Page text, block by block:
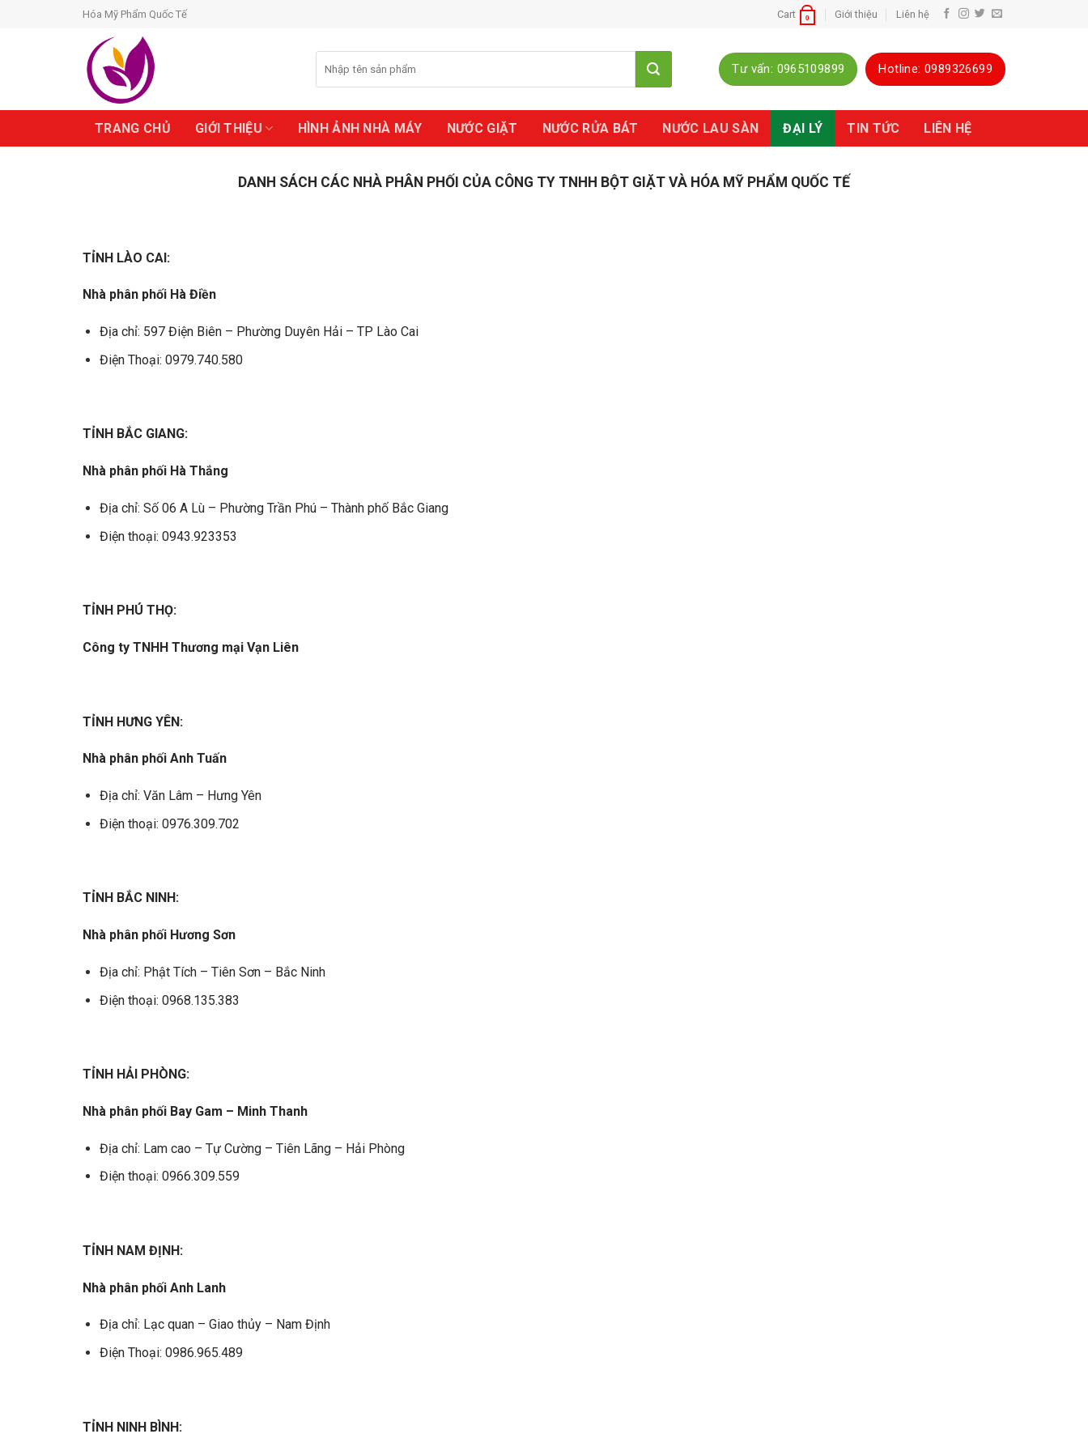
Hóa Mỹ Phẩm Quốc Tế Cart 0 Giới thiệu Liên hệ
for:
Tư vấn: 0965109899 Hotline: 0989326699
TRANG CHỦ GIỚI THIỆU HÌNH ẢNH NHÀ MÁY NƯỚC GIẶT NƯỚC RỬA BÁT NƯỚC LAU SÀN ĐẠI LÝ TIN TỨC LIÊN HỆ
DANH SÁCH CÁC NHÀ PHÂN PHỐI CỦA CÔNG TY TNHH BỘT GIẶT VÀ HÓA MỸ PHẨM QUỐC TẾ
TỈNH LÀO CAI:
Nhà phân phối Hà Điền
Địa chỉ: 597 Điện Biên – Phường Duyên Hải – TP Lào Cai
Điện Thoại: 0979.740.580
TỈNH BẮC GIANG:
Nhà phân phối Hà Thắng
Địa chỉ: Số 06 A Lù – Phường Trần Phú – Thành phố Bắc Giang
Điện thoại: 0943.923353
TỈNH PHÚ THỌ:
Công ty TNHH Thương mại Vạn Liên
TỈNH HƯNG YÊN:
Nhà phân phối Anh Tuấn
Địa chỉ: Văn Lâm – Hưng Yên
Điện thoại: 0976.309.702
TỈNH BẮC NINH:
Nhà phân phối Hương Sơn
Địa chỉ: Phật Tích – Tiên Sơn – Bắc Ninh
Điện thoại: 0968.135.383
TỈNH HẢI PHÒNG:
Nhà phân phối Bay Gam – Minh Thanh
Địa chỉ: Lam cao – Tự Cường – Tiên Lãng – Hải Phòng
Điện thoại: 0966.309.559
TỈNH NAM ĐỊNH:
Nhà phân phối Anh Lanh
Địa chỉ: Lạc quan – Giao thủy – Nam Định
Điện Thoại: 0986.965.489
TỈNH NINH BÌNH: